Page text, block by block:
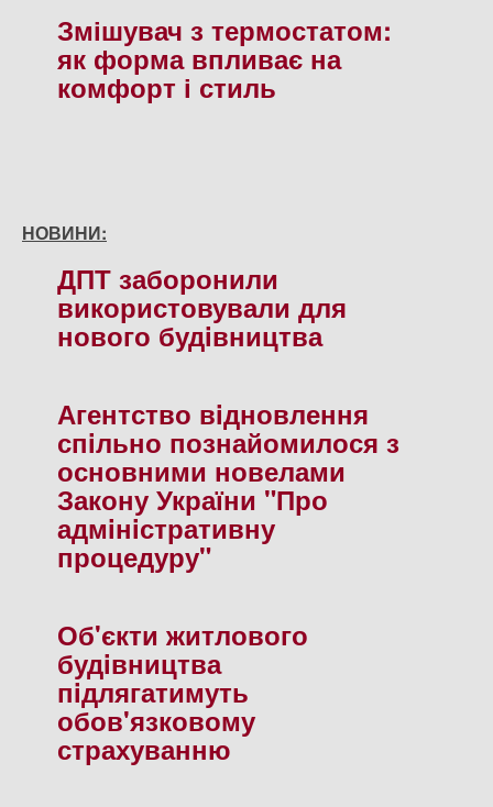
Змішувач з термостатом:
як форма впливає на
комфорт і стиль
НОВИНИ:
ДПТ заборонили
використовували для
нового будiвництва
Агентство вiдновлення
спiльно познайомилося з
основними новелами
Закону України "Про
адмiнiстративну
процедуру"
Об'єкти житлового
будiвництва
пiдлягатимуть
обов'язковому
страхуванню